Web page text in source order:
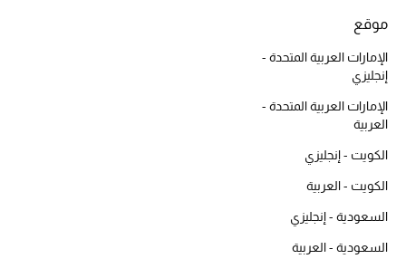
أحذية النسائية
تشكيلة الأحذية
الأحذية الرجالية
أحذية للأطفال
أبرز المصممين
موقع
الإمارات العربية المتحدة -
إنجليزي
الإمارات العربية المتحدة -
العربية
الكويت - إنجليزي
الكويت - العربية
السعودية - إنجليزي
السعودية - العربية